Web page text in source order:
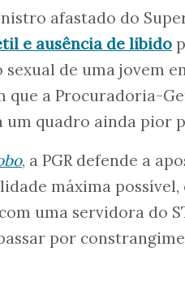
afastado do
e ausência de libido
de uma jovem
que a Procuradoria-
um quadro ainda pior
, a PGR defende a
máxima possível,
uma servidora do
por